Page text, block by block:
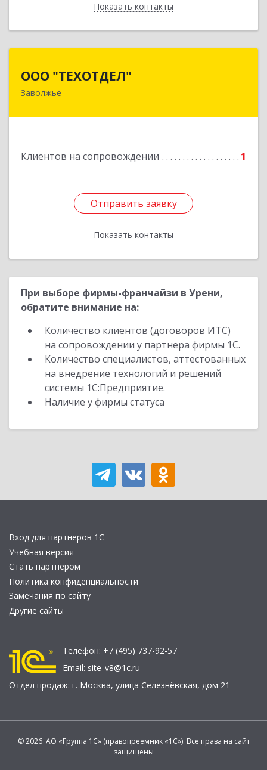
Показать контакты
Назад
ООО "ТЕХОТДЕЛ"
Заволжье
Клиентов на сопровождении 1
Отправить заявку
Показать контакты
Отправить заявку
Назад
При выборе фирмы-франчайзи в Урени,
обратите внимание на:
Количество клиентов (договоров ИТС)
на сопровождении у партнера фирмы 1С.
Количество специалистов, аттестованных
на внедрение технологий и решений
системы 1С:Предприятие.
Наличие у фирмы статуса
Вход для партнеров 1С
Учебная версия
Стать партнером
Политика конфиденциальности
Замечания по сайту
Другие сайты
Телефон: +7 (495) 737-92-57
Email: site_v8@1c.ru
Отдел продаж: г. Москва, улица Селезнёвская, дом 21
© 2026 АО «Группа 1С» (правопреемник «1С»). Все права на сайт
защищены